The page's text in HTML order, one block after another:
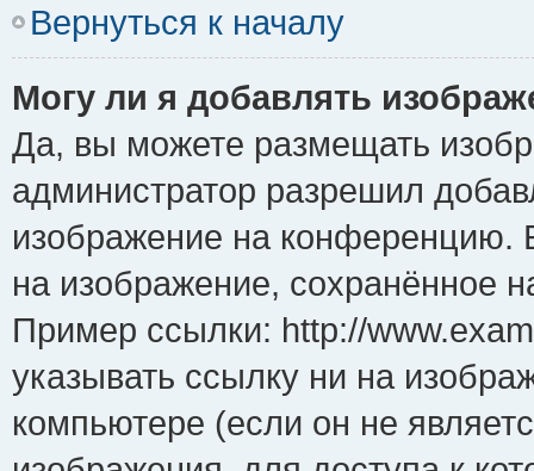
Вернуться к началу
Могу ли я добавлять
Да, вы можете размещать
администратор разрешил
изображение на конференцию.
на изображение, сохранённое
Пример ссылки: http://
указывать ссылку ни на
компьютере (если он не